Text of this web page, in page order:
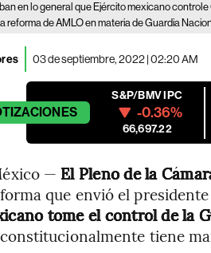
en lo general que Ejército mexicano controle
reforma de AMLO en materia de Guardia
03 de septiembre, 2022 | 02:20 AM
S&P/BMV IPC
-0.36%
66,697.22
— El Pleno de la
que envió el
tome el control de la
tiene